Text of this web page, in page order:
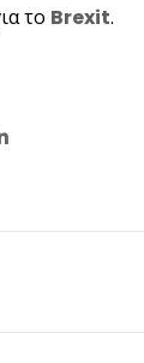
το Brexit.